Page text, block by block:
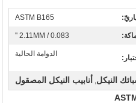
ASTM B165
2.11MM / 0.083 ''
الدوامة الحالية
النيكل, أنابيب النيكل المصقول